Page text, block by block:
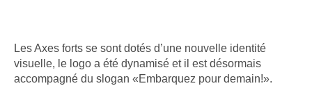
Les Axes forts se sont dotés d’une nouvelle identité
visuelle, le logo a été dynamisé et il est désormais
accompagné du slogan «Embarquez pour demain!».